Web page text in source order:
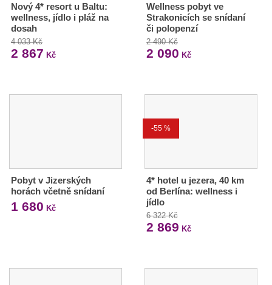
Nový 4* resort u Baltu:
wellness, jídlo i pláž na
dosah
4 033 Kč
2 867 Kč
Wellness pobyt ve
Strakonicích se snídaní
či polopenzí
2 490 Kč
2 090 Kč
Pobyt v Jizerských
horách včetně snídaní
1 680 Kč
-55 %
4* hotel u jezera, 40 km
od Berlína: wellness i
jídlo
6 322 Kč
2 869 Kč